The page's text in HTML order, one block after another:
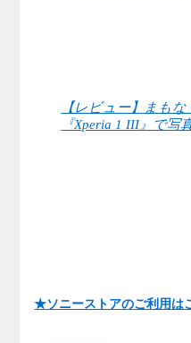
【レビュー】まも
『Xperia 1 III』で写
★ソニーストアのご利用は